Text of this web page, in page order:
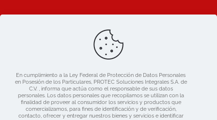
Ligas de Interes
Blog
Nosotros
Mercado libre
Contacto
En cumplimiento a la Ley Federal de Protección de Datos Personales
en Posesión de los Particulares, PROTEC Soluciones Integrales S.A. de
C.V. , informa que actúa como el responsable de sus datos
personales. Los datos personales que recopilamos se utilizan con la
finalidad de proveer al consumidor los servicios y productos que
comercializamos, para fines de identificación y de verificación,
contacto, ofrecer y entregar nuestros bienes y servicios e identificar